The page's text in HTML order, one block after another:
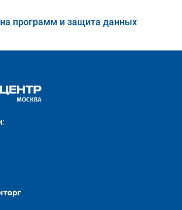
программ и защита данных